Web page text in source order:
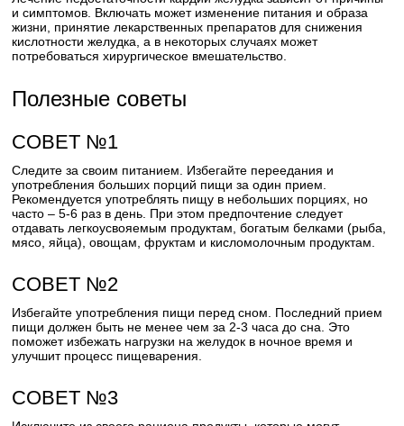
и симптомов. Включать может изменение питания и образа
жизни, принятие лекарственных препаратов для снижения
кислотности желудка, а в некоторых случаях может
потребоваться хирургическое вмешательство.
Полезные советы
СОВЕТ №1
Следите за своим питанием. Избегайте переедания и
употребления больших порций пищи за один прием.
Рекомендуется употреблять пищу в небольших порциях, но
часто – 5-6 раз в день. При этом предпочтение следует
отдавать легкоусвояемым продуктам, богатым белками (рыба,
мясо, яйца), овощам, фруктам и кисломолочным продуктам.
СОВЕТ №2
Избегайте употребления пищи перед сном. Последний прием
пищи должен быть не менее чем за 2-3 часа до сна. Это
поможет избежать нагрузки на желудок в ночное время и
улучшит процесс пищеварения.
СОВЕТ №3